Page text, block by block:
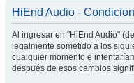
HiEnd Audio -
Al ingresar en "HiEnd Audio"
legalmente sometido a los
cualquier momento e
después de esos cambios